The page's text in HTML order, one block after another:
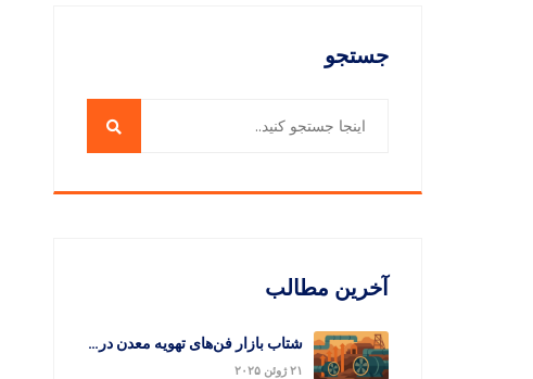
جستجو
آخرین مطالب
شتاب بازار فن‌های تهویه معدن در سال 2025: ساخت معادن هوشمندتر
۲۱ ژوئن ۲۰۲۵